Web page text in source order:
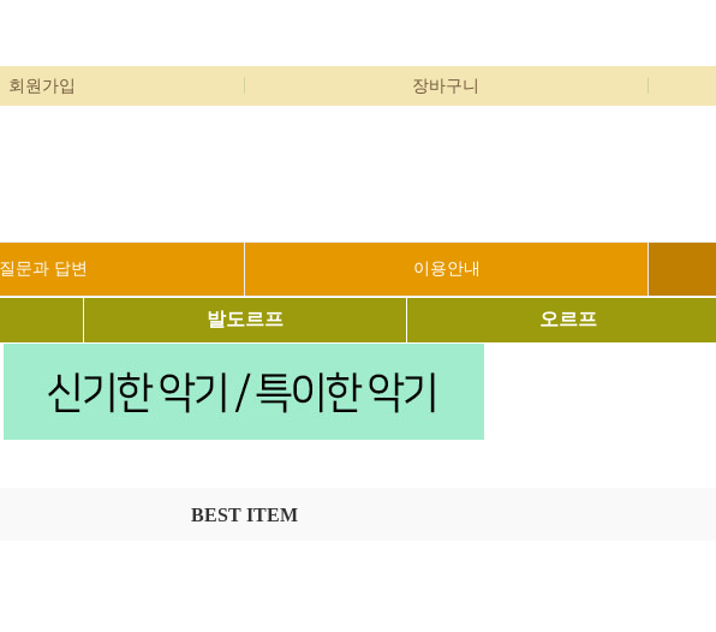
회원가입 장바구니
질문과 답변 이용안내
발도르프 오르프
BEST ITEM